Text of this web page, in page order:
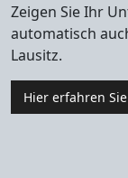
Zeigen Sie Ihr
automatisch
Lausitz.
Hier erfahren